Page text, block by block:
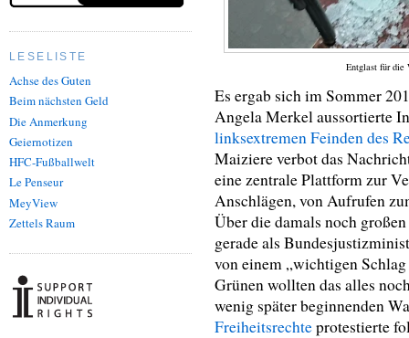
LESELISTE
Achse des Guten
Beim nächsten Geld
Die Anmerkung
Geiernotizen
HFC-Fußballwelt
Le Penseur
MeyView
Zettels Raum
Entglast für
Es ergab sich im Sommer
Angela Merkel aussortierte
linksextremen Feinden des
Maiziere verbot das
eine zentrale Plattform zur
Anschlägen, von Aufrufen
Über die damals noch
gerade als
von einem „wichtigen
Grünen wollten das alles
wenig später beginnenden
Freiheitsrechteprotestierte